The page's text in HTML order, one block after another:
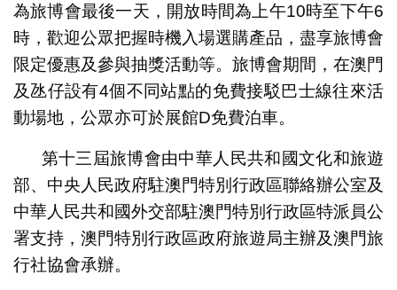
為旅博會最後一天，開放時間為上午10時至下午6
時，歡迎公眾把握時機入場選購產品，盡享旅博會
限定優惠及參與抽獎活動等。旅博會期間，在澳門
及氹仔設有4個不同站點的免費接駁巴士線往來活
動場地，公眾亦可於展館D免費泊車。
第十三屆旅博會由中華人民共和國文化和旅遊
部、中央人民政府駐澳門特別行政區聯絡辦公室及
中華人民共和國外交部駐澳門特別行政區特派員公
署支持，澳門特別行政區政府旅遊局主辦及澳門旅
行社協會承辦。